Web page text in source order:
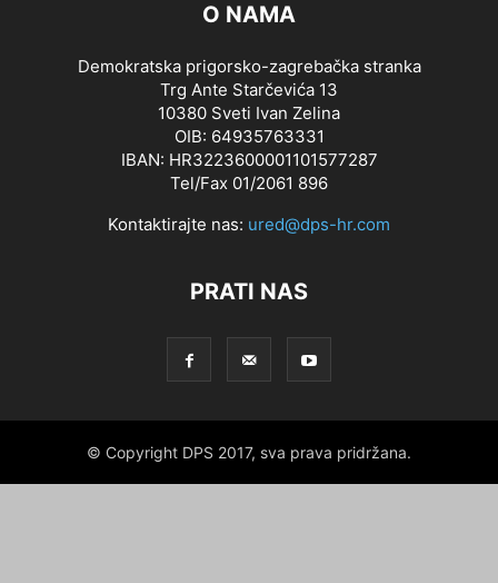
O NAMA
Demokratska prigorsko-zagrebačka stranka
Trg Ante Starčevića 13
10380 Sveti Ivan Zelina
OIB: 64935763331
IBAN: HR3223600001101577287
Tel/Fax 01/2061 896
Kontaktirajte nas: ured@dps-hr.com
PRATI NAS
© Copyright DPS 2017, sva prava pridržana.